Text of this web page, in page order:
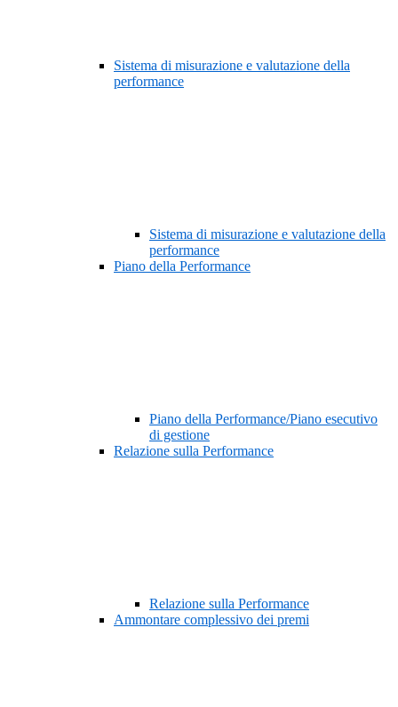
Sistema di misurazione e valutazione della
performance
Sistema di misurazione e valutazione della
performance
Piano della Performance
Piano della Performance/Piano esecutivo
di gestione
Relazione sulla Performance
Relazione sulla Performance
Ammontare complessivo dei premi